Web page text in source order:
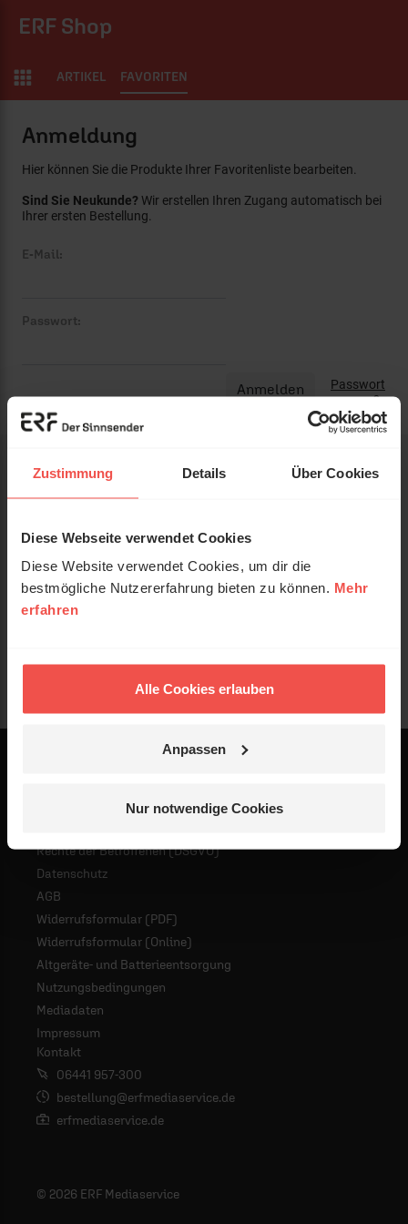
Zustimmung Details Über Cookies
Diese Webseite verwendet Cookies
Diese Website verwendet Cookies, um dir die
bestmögliche Nutzererfahrung bieten zu können. Mehr
erfahren
Alle Cookies erlauben
Anpassen
Nur notwendige Cookies
ERF Shop
ARTIKEL FAVORITEN
Anmeldung
Hier können Sie die Produkte Ihrer Favoritenliste bearbeiten.
Sind Sie Neukunde? Wir erstellen Ihren Zugang automatisch bei
Ihrer ersten Bestellung.
E-Mail:
Passwort:
Passwort
vergessen?
Rechte der Betroffenen (DSGVO)
Datenschutz
AGB
Widerrufsformular (PDF)
Widerrufsformular (Online)
Altgeräte- und Batterieentsorgung
Nutzungsbedingungen
Mediadaten
Impressum
Kontakt
06441 957-300
bestellung@erfmediaservice.de
erfmediaservice.de
© 2026 ERF Mediaservice